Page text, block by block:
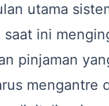
utama
ini
pinjaman
mengantre